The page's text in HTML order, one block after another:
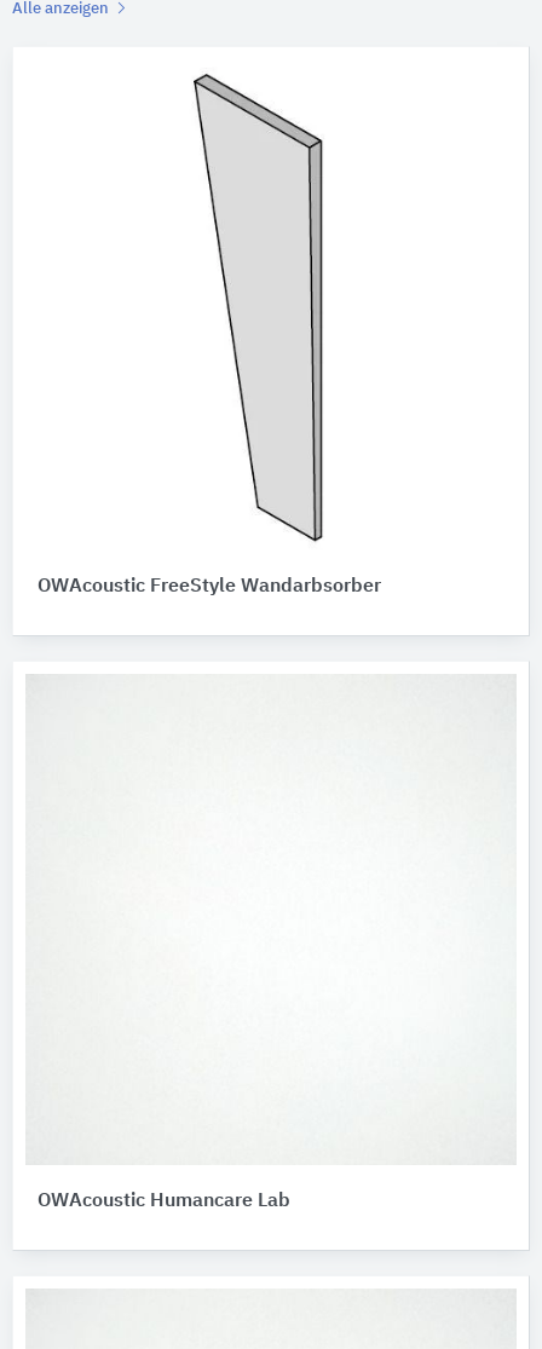
Alle anzeigen
OWAcoustic FreeStyle Wandarbsorber
OWAcoustic Humancare Lab